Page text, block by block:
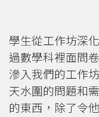
學生從工作坊深
過數學科裡面問
滲入我們的工作
天水圍的問題和
的東西，除了令